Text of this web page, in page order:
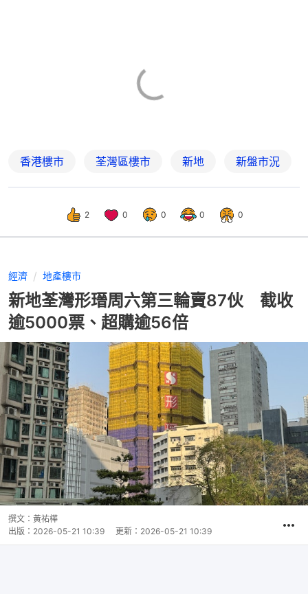
香港樓市 荃灣區樓市 新地 新盤市況
2 0 0 0 0
經濟 地產樓市
新地荃灣形瑨周六第三輪賣87伙 截收
逾5000票、超購逾56倍
撰文： 黃祐樺
出版： 2026-05-21 10:39 更新： 2026-05-21 10:39